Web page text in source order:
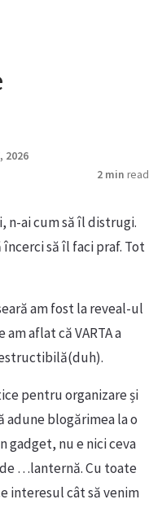
2026
2 min read
n-ai cum să îl distrugi.
să îl faci praf. Tot
am fost la reveal-ul
aflat că VARTA a
pentru organizare și
adune blogărimea la o
gadget, nu e nici ceva
…lanternă. Cu toate
interesul cât să venim